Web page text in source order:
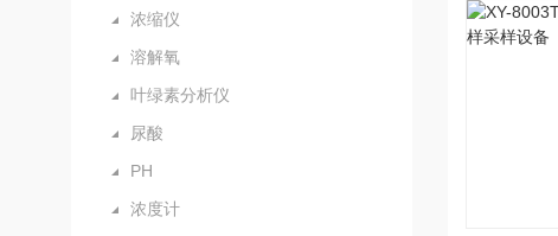
浓缩仪
溶解氧
叶绿素分析仪
尿酸
PH
浓度计